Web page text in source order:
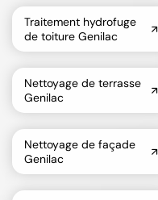
Traitement hydrofuge
de toiture Genilac
Nettoyage de terrasse
Genilac
Nettoyage de façade
Genilac